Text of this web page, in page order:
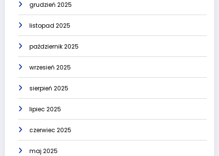
grudzień 2025
listopad 2025
październik 2025
wrzesień 2025
sierpień 2025
lipiec 2025
czerwiec 2025
maj 2025